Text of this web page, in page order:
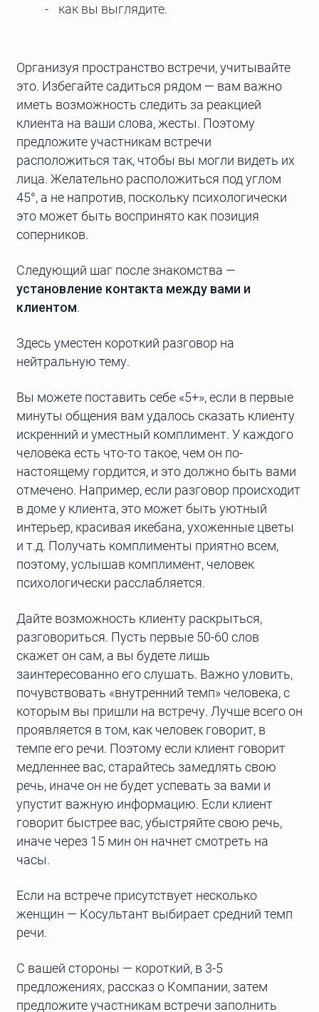
как вы выглядите.
Организуя пространство встречи, учитывайте
это. Избегайте садиться рядом — вам важно
иметь возможность следить за реакцией
клиента на ваши слова, жесты. Поэтому
предложите участникам встречи
расположиться так, чтобы вы могли видеть их
лица. Желательно расположиться под углом
45°, а не напротив, поскольку психологически
это может быть воспринято как позиция
соперников.
Следующий шаг после знакомства —
установление контакта между вами и
клиентом.
Здесь уместен короткий разговор на
нейтральную тему.
Вы можете поставить себе «5+», если в первые
минуты общения вам удалось сказать клиенту
искренний и уместный комплимент. У каждого
человека есть что-то такое, чем он по-
настоящему гордится, и это должно быть вами
отмечено. Например, если разговор происходит
в доме у клиента, это может быть уютный
интерьер, красивая икебана, ухоженные цветы
и т.д. Получать комплименты приятно всем,
поэтому, услышав комплимент, человек
психологически расслабляется.
Дайте возможность клиенту раскрыться,
разговориться. Пусть первые 50-60 слов
скажет он сам, а вы будете лишь
заинтересованно его слушать. Важно уловить,
почувствовать «внутренний темп» человека, с
которым вы пришли на встречу. Лучше всего он
проявляется в том, как человек говорит, в
темпе его речи. Поэтому если клиент говорит
медленнее вас, старайтесь замедлять свою
речь, иначе он не будет успевать за вами и
упустит важную информацию. Если клиент
говорит быстрее вас, убыстряйте свою речь,
иначе через 15 мин он начнет смотреть на
часы.
Если на встрече присутствует несколько
женщин — Косультант выбирает средний темп
речи.
С вашей стороны — короткий, в 3-5
предложениях, рассказ о Компании, затем
предложите участникам встречи заполнить